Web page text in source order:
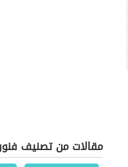
مقالات من تصنيف